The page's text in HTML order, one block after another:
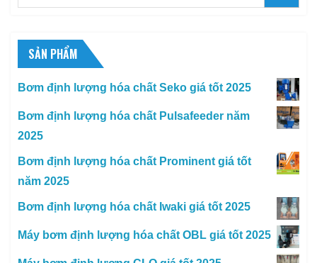
SẢN PHẨM
Bơm định lượng hóa chất Seko giá tốt 2025
Bơm định lượng hóa chất Pulsafeeder năm
2025
Bơm định lượng hóa chất Prominent giá tốt
năm 2025
Bơm định lượng hóa chất Iwaki giá tốt 2025
Máy bơm định lượng hóa chất OBL giá tốt 2025